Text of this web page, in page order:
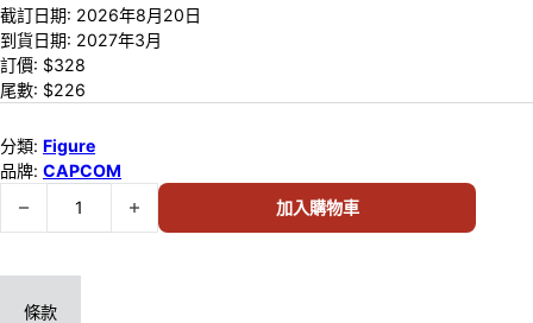
截訂日期: 2026年8月20日
到貨日期: 2027年3月
訂價: $328
尾數: $226
分類: Figure
品牌: CAPCOM
預訂 (2026年8月20日截) Capcom Figure Builder Soft Vinyl Model
加入購物車
條款